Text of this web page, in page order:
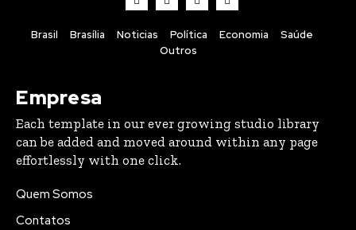
Brasil Brasília Noticias Política Economia
Saúde
Outros
Empresa
Each template in our ever growing studio library
can be added and moved around within any page
effortlessly with one click.
Quem Somos
Contatos